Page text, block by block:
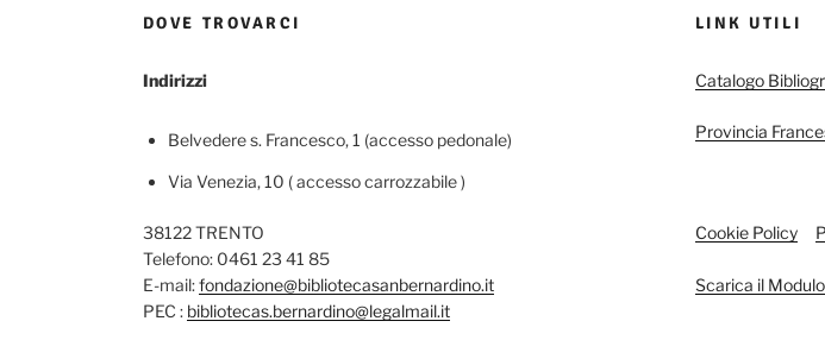
DOVE TROVARCI
Indirizzi
Belvedere s. Francesco, 1 (accesso pedonale)
Via Venezia, 10 ( accesso carrozzabile )
38122 TRENTO
Telefono: 0461 23 41 85
E-mail:fondazione@bibliotecasanbernardino.it
PEC : bibliotecas.bernardino@legalmail.it
LINK UTILI
Catalogo
Provincia
Cookie Policy
Scarica il